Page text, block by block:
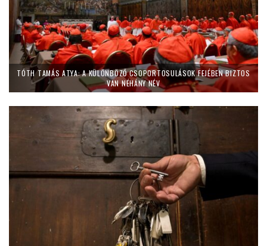
TÓTH TAMÁS ATYA: A KÜLÖNBÖZŐ CSOPORTOSULÁSOK FEJÉBEN BIZTOS
VAN NÉHÁNY NÉV